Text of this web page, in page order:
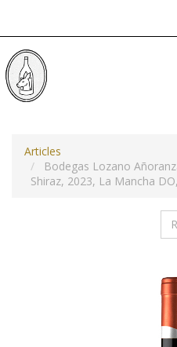
Articles
Bodegas Lozano
Shiraz, 2023, La Mancha